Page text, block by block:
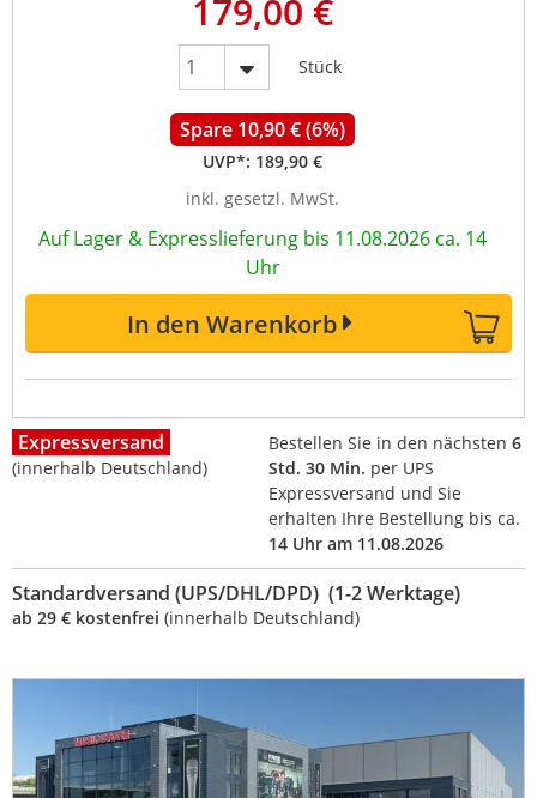
179,00 €
Stück
Spare 10,90 € (6%)
UVP*: 189,90 €
inkl. gesetzl. MwSt.
Auf Lager & Expresslieferung bis 11.08.2026 ca. 14
Uhr
In den Warenkorb
Expressversand
(innerhalb Deutschland)
Bestellen Sie in den nächsten 6
Std. 30 Min. per UPS
Expressversand und Sie
erhalten Ihre Bestellung bis ca.
14 Uhr am 11.08.2026
Standardversand (UPS/DHL/DPD) (1-2 Werktage)
ab 29 € kostenfrei (innerhalb Deutschland)